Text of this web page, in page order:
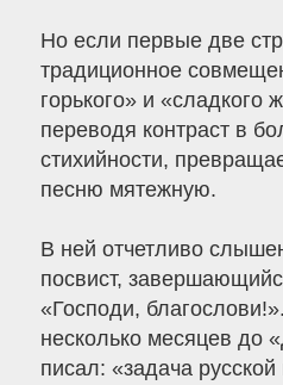
Но если первые две
традиционное
горького» и «сладкого
переводя контраст в
стихийности,
песню мятежную.
В ней отчетливо
посвист,
«Господи,
несколько месяцев до
писал: «задача